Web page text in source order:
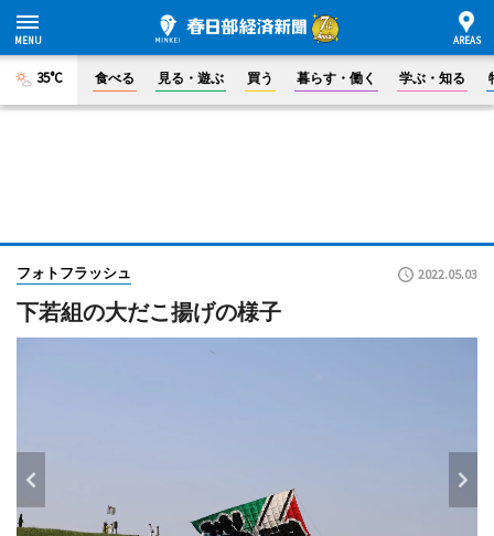
35°C 食べる 見る・遊ぶ 買う 暮らす・働く 学ぶ・知る
フォトフラッシュ 2022.05.03
下若組の大だこ揚げの様子